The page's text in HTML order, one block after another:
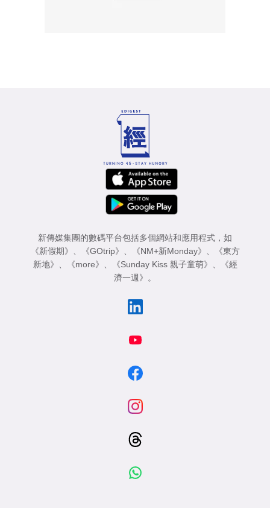
新傳媒集團的數碼平台包括多個網站和應用程式，如
《新假期》
《GOtrip》 《NM+新Monday》
《東方
新地》
《more》 《Sunday Kiss 親子童萌》
《經
濟一週》
。